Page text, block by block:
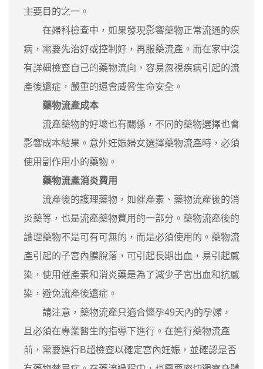
主要目的之一。
在婦科檢查中，如果發現影響藥物正常流通的疾
病，需要先治好或控制好，再服藥流產。而在家中沒
有詳細檢查自己的藥物流向，容易忽視疾病引起的流
產後遺症，嚴重的還會威脅生命安全。
藥物流產成本
流產藥物的好壞也有關係，不同的藥物選擇也會
影響成本結果。意外妊娠婦女選擇藥物流產時，必須
使用副作用小的藥物。
藥物流產消炎費用
流產後的護理藥物，如催產素、藥物流產後的消
炎藥等，也是流產藥物費用的一部分。藥物流產後的
護理藥物不是可有可無的，而是必須使用的。藥物流
產引起的子宮內膜脫落，可引起長期出血，易引起感
染，使用催產素和消炎藥是為了減少子宮出血和抗感
染，避免流產後遺症。
請注意，藥物流產只適合懷孕49天內的孕婦，
且必須在專業醫生的指導下進行。在進行藥物流產
前，需要進行B超檢查以確定宮內妊娠，並確認是否